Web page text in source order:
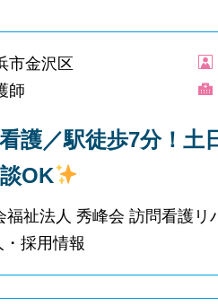
市金沢区
師
護／駅徒歩7分！土
OK
福祉法人 秀峰会 訪問看護
採用情報